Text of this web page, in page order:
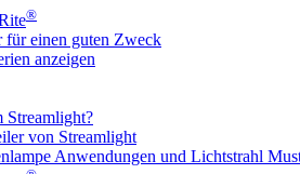
®
für einen guten Zweck
anzeigen
Streamlight?
von Streamlight
Anwendungen und Lichtstrahl